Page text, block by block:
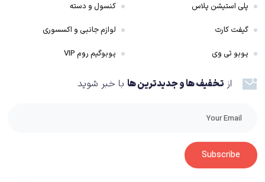
بدون دردسر و ناراحتی، زندگی عادی خود را می‌گذرانند. آستریکس و اوبلیکس، دو
قهرمان دهکده با شکار گراز، گذران زندگی می‌کنند.
XXL 3: The Crystal Menhir مأموریت می‌دهد تا برای رفع تهدیدی مرگبار، یک
نقش آستریک و اوبلیکس، به صورت تک‌نفره یا دونفره. این منهیر جادویی را پیدا
کنید.
پلی استیشن پلاس
گیفت کارت
پوبو تی وی
کنسول و دسته
لوازم جانبی و اکسسوری
پوبوگیم روم VIP
از تخفیف ها و جدیدترین ها با خبر شوید
Subscribe